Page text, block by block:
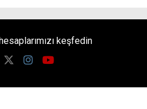
keşfedin